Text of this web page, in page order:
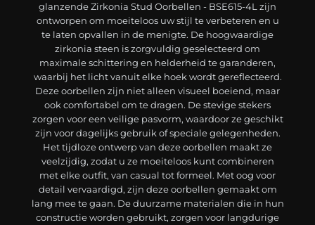
glanzende Zirkonia Stud Oorbellen - BSE615-4L zijn
ontworpen om moeiteloos uw stijl te verbeteren en u
te laten opvallen in de menigte. De hoogwaardige
zirkonia steen is zorgvuldig geselecteerd om
maximale schittering en helderheid te garanderen,
waarbij het licht vanuit elke hoek wordt gereflecteerd.
Deze oorbellen zijn niet alleen visueel boeiend, maar
ook comfortabel om te dragen. De stevige stekers
zorgen voor een veilige pasvorm, waardoor ze geschikt
zijn voor dagelijks gebruik of speciale gelegenheden.
Het tijdloze ontwerp van deze oorbellen maakt ze
veelzijdig, zodat u ze moeiteloos kunt combineren
met elke outfit, van casual tot formeel. Met oog voor
detail vervaardigd, zijn deze oorbellen gemaakt om
lang mee te gaan. De duurzame materialen die in hun
constructie worden gebruikt, zorgen voor langdurige